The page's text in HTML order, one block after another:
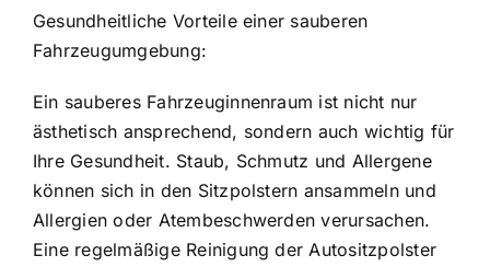
Gesundheitliche Vorteile einer sauberen
Fahrzeugumgebung:
Ein sauberes Fahrzeuginnenraum ist nicht nur
ästhetisch ansprechend, sondern auch wichtig für
Ihre Gesundheit. Staub, Schmutz und Allergene
können sich in den Sitzpolstern ansammeln und
Allergien oder Atembeschwerden verursachen.
Eine regelmäßige Reinigung der Autositzpolster